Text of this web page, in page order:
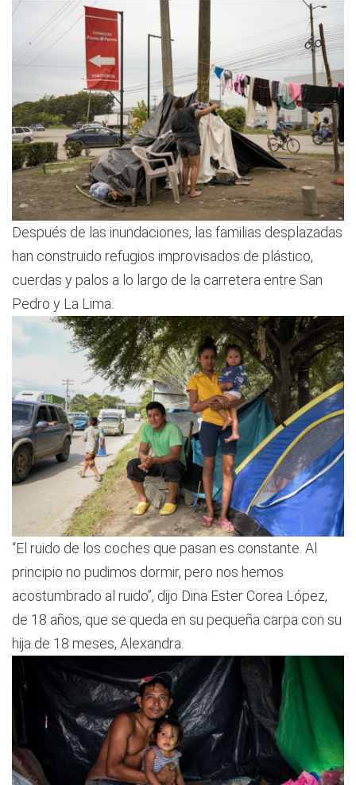
Después de las inundaciones, las familias desplazadas
han construido refugios improvisados ​​de plástico,
cuerdas y palos a lo largo de la carretera entre San
Pedro y La Lima.
“El ruido de los coches que pasan es constante. Al
principio no pudimos dormir, pero nos hemos
acostumbrado al ruido”, dijo Dina Ester Corea López,
de 18 años, que se queda en su pequeña carpa con su
hija de 18 meses, Alexandra.